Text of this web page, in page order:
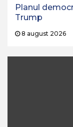
Planul
Trump
8 august 2026